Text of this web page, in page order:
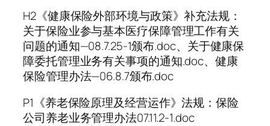
H2《健康保险外部环境与政策》补充法规：
关于保险业参与基本医疗保障管理工作有关
问题的通知—08.7.25-1颁布.doc、关于健康保
障委托管理业务有关事项的通知.doc、健康
保险管理办法—06.8.7颁布.doc
P1《养老保险原理及经营运作》法规：保险
公司养老业务管理办法07.11.2-1.doc